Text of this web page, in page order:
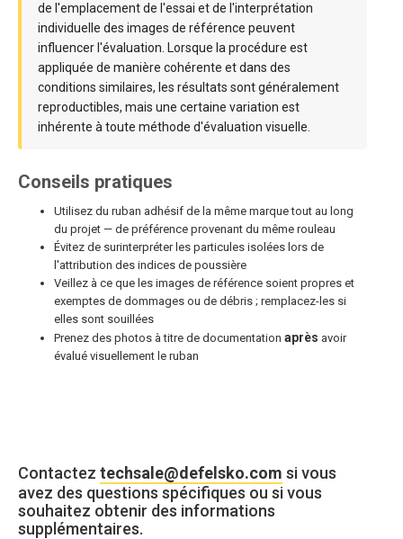
de l'emplacement de l'essai et de l'interprétation
individuelle des images de référence peuvent
influencer l'évaluation. Lorsque la procédure est
appliquée de manière cohérente et dans des
conditions similaires, les résultats sont généralement
reproductibles, mais une certaine variation est
inhérente à toute méthode d'évaluation visuelle.
Conseils pratiques
Utilisez du ruban adhésif de la même marque tout au long
du projet — de préférence provenant du même rouleau
Évitez de surinterpréter les particules isolées lors de
l'attribution des indices de poussière
Veillez à ce que les images de référence soient propres et
exemptes de dommages ou de débris ; remplacez-les si
elles sont souillées
Prenez des photos à titre de documentation après avoir
évalué visuellement le ruban
Contactez techsale@defelsko.com si vous
avez des questions spécifiques ou si vous
souhaitez obtenir des informations
supplémentaires.